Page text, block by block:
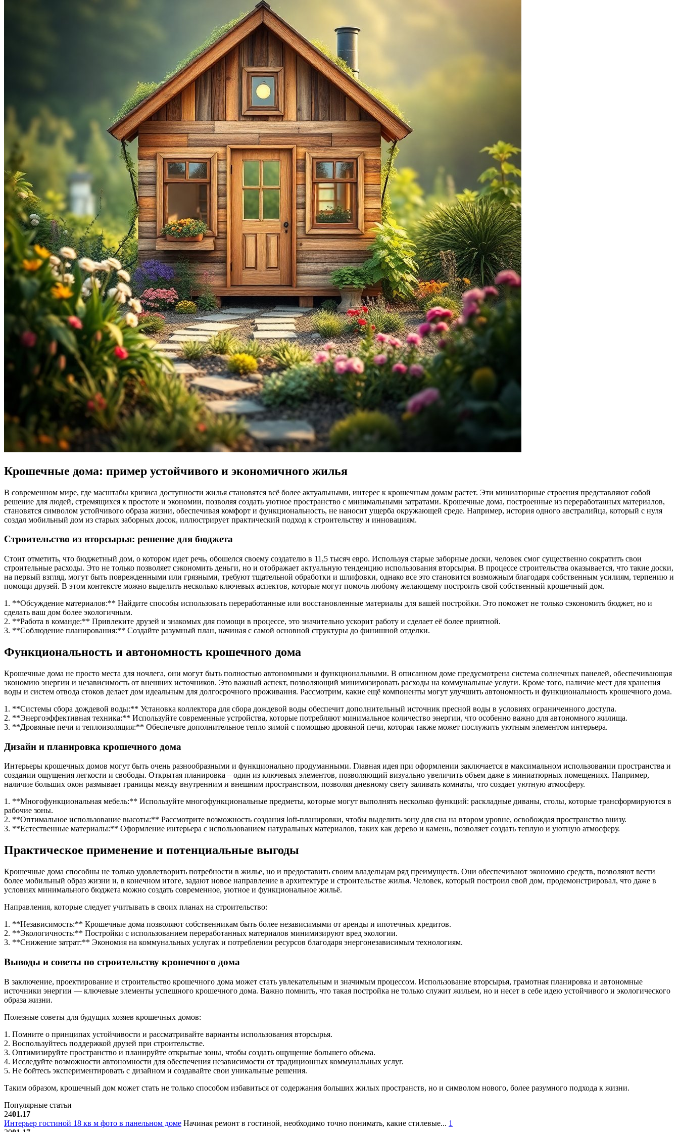
Крошечные дома: пример устойчивого и экономичного жилья
В современном мире, где масштабы кризиса доступности жилья становятся всё более актуальными, интерес к крошечным домам растет. Эти миниатюрные строения представляют собой
решение для людей, стремящихся к простоте и экономии, позволяя создать уютное пространство с минимальными затратами. Крошечные дома, построенные из переработанных материалов,
становятся символом устойчивого образа жизни, обеспечивая комфорт и функциональность, не наносит ущерба окружающей среде. Например, история одного австралийца, который с нуля
создал мобильный дом из старых заборных досок, иллюстрирует практический подход к строительству и инновациям.
Строительство из вторсырья: решение для бюджета
Стоит отметить, что бюджетный дом, о котором идет речь, обошелся своему создателю в 11,5 тысяч евро. Используя старые заборные доски, человек смог существенно сократить свои
строительные расходы. Это не только позволяет сэкономить деньги, но и отображает актуальную тенденцию использования вторсырья. В процессе строительства оказывается, что такие доски,
на первый взгляд, могут быть поврежденными или грязными, требуют тщательной обработки и шлифовки, однако все это становится возможным благодаря собственным усилиям, терпению и
помощи друзей. В этом контексте можно выделить несколько ключевых аспектов, которые могут помочь любому желающему построить свой собственный крошечный дом.
1. **Обсуждение материалов:** Найдите способы использовать переработанные или восстановленные материалы для вашей постройки. Это поможет не только сэкономить бюджет, но и
сделать ваш дом более экологичным.
2. **Работа в команде:** Привлеките друзей и знакомых для помощи в процессе, это значительно ускорит работу и сделает её более приятной.
3. **Соблюдение планирования:** Создайте разумный план, начиная с самой основной структуры до финишной отделки.
Функциональность и автономность крошечного дома
Крошечные дома не просто места для ночлега, они могут быть полностью автономными и функциональными. В описанном доме предусмотрена система солнечных панелей, обеспечивающая
экономию энергии и независимость от внешних источников. Это важный аспект, позволяющий минимизировать расходы на коммунальные услуги. Кроме того, наличие мест для хранения
воды и систем отвода стоков делает дом идеальным для долгосрочного проживания. Рассмотрим, какие ещё компоненты могут улучшить автономность и функциональность крошечного дома.
1. **Системы сбора дождевой воды:** Установка коллектора для сбора дождевой воды обеспечит дополнительный источник пресной воды в условиях ограниченного доступа.
2. **Энергоэффективная техника:** Используйте современные устройства, которые потребляют минимальное количество энергии, что особенно важно для автономного жилища.
3. **Дровяные печи и теплоизоляция:** Обеспечьте дополнительное тепло зимой с помощью дровяной печи, которая также может послужить уютным элементом интерьера.
Дизайн и планировка крошечного дома
Интерьеры крошечных домов могут быть очень разнообразными и функционально продуманными. Главная идея при оформлении заключается в максимальном использовании пространства и
создании ощущения легкости и свободы. Открытая планировка – один из ключевых элементов, позволяющий визуально увеличить объем даже в миниатюрных помещениях. Например,
наличие больших окон размывает границы между внутренним и внешним пространством, позволяя дневному свету заливать комнаты, что создает уютную атмосферу.
1. **Многофункциональная мебель:** Используйте многофункциональные предметы, которые могут выполнять несколько функций: раскладные диваны, столы, которые трансформируются в
рабочие зоны.
2. **Оптимальное использование высоты:** Рассмотрите возможность создания loft-планировки, чтобы выделить зону для сна на втором уровне, освобождая пространство внизу.
3. **Естественные материалы:** Оформление интерьера с использованием натуральных материалов, таких как дерево и камень, позволяет создать теплую и уютную атмосферу.
Практическое применение и потенциальные выгоды
Крошечные дома способны не только удовлетворить потребности в жилье, но и предоставить своим владельцам ряд преимуществ. Они обеспечивают экономию средств, позволяют вести
более мобильный образ жизни и, в конечном итоге, задают новое направление в архитектуре и строительстве жилья. Человек, который построил свой дом, продемонстрировал, что даже в
условиях минимального бюджета можно создать современное, уютное и функциональное жильё.
Направления, которые следует учитывать в своих планах на строительство:
1. **Независимость:** Крошечные дома позволяют собственникам быть более независимыми от аренды и ипотечных кредитов.
2. **Экологичность:** Постройки с использованием переработанных материалов минимизируют вред экологии.
3. **Снижение затрат:** Экономия на коммунальных услугах и потреблении ресурсов благодаря энергонезависимым технологиям.
Выводы и советы по строительству крошечного дома
В заключение, проектирование и строительство крошечного дома может стать увлекательным и значимым процессом. Использование вторсырья, грамотная планировка и автономные
источники энергии — ключевые элементы успешного крошечного дома. Важно помнить, что такая постройка не только служит жильем, но и несет в себе идею устойчивого и экологического
образа жизни.
Полезные советы для будущих хозяев крошечных домов:
1. Помните о принципах устойчивости и рассматривайте варианты использования вторсырья.
2. Воспользуйтесь поддержкой друзей при строительстве.
3. Оптимизируйте пространство и планируйте открытые зоны, чтобы создать ощущение большего объема.
4. Исследуйте возможности автономности для обеспечения независимости от традиционных коммунальных услуг.
5. Не бойтесь экспериментировать с дизайном и создавайте свои уникальные решения.
Таким образом, крошечный дом может стать не только способом избавиться от содержания больших жилых пространств, но и символом нового, более разумного подхода к жизни.
Популярные статьи
2401.17
Интерьер гостиной 18 кв м фото в панельном доме Начиная ремонт в гостиной, необходимо точно понимать, какие стилевые... 1